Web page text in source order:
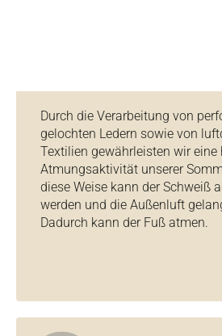
Durch die Verarbeitung von
gelochten Ledern sowie von
Textilien gewährleisten wir eine
Atmungsaktivität unserer
diese Weise kann der Schweiß
werden und die Außenluft
Dadurch kann der Fuß atmen.